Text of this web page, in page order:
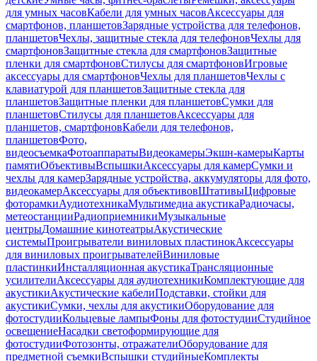
для умных часовКабели для умных часовАксессуары для
смартфонов, планшетовЗарядные устройства для телефонов,
планшетовЧехлы, защитные стекла для телефоновЧехлы для
смартфоновЗащитные стекла для смартфоновЗащитные
пленки для смартфоновСтилусы для смартфоновИгровые
аксессуары для смартфоновЧехлы для планшетовЧехлы с
клавиатурой для планшетовЗащитные стекла для
планшетовЗащитные пленки для планшетовСумки для
планшетовСтилусы для планшетовАксессуары для
планшетов, смартфоновКабели для телефонов,
планшетовФото,
видеосъемкаФотоаппаратыВидеокамерыЭкшн-камерыКарты
памятиОбъективыВспышкиАксессуары для камерСумки и
чехлы для камерЗарядные устройства, аккумуляторы для фото,
видеокамерАксессуары для объективовШтативыЦифровые
фоторамкиАудиотехникаМультимедиа акустикаРадиочасы,
метеостанцииРадиоприемникиМузыкальные
центрыДомашние кинотеатрыАкустические
системыПроигрыватели виниловых пластинокАксессуары
для виниловых проигрывателейВиниловые
пластинкиИнсталляционная акустикаТрансляционные
усилителиАксессуары для аудиотехникиКомплектующие для
акустикиАкустические кабелиПодставки, стойки для
акустикиСумки, чехлы для акустикиОборудование для
фотостудииКольцевые лампыФоны для фотостудииСтудийное
освещениеНасадки светоформирующие для
фотостудииФотозонты, отражателиОборудование для
предметной съемкиВспышки студийныеКомплекты